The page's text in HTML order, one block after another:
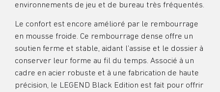
environnements de jeu et de bureau très fréquentés.
Le confort est encore amélioré par le rembourrage
en mousse froide. Ce rembourrage dense offre un
soutien ferme et stable, aidant l’assise et le dossier à
conserver leur forme au fil du temps. Associé à un
cadre en acier robuste et à une fabrication de haute
précision, le LEGEND Black Edition est fait pour offrir